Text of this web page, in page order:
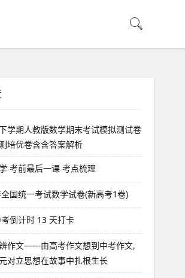
学期人教版数学期末考试模拟测试卷
培优卷含含答案解析
考前最后一课 考点梳理
国统一考试数学试卷(新高考1卷)
倒计时 13 天打卡
作文——由高考作文想到中考作文,
对立思想在故事中扎根生长